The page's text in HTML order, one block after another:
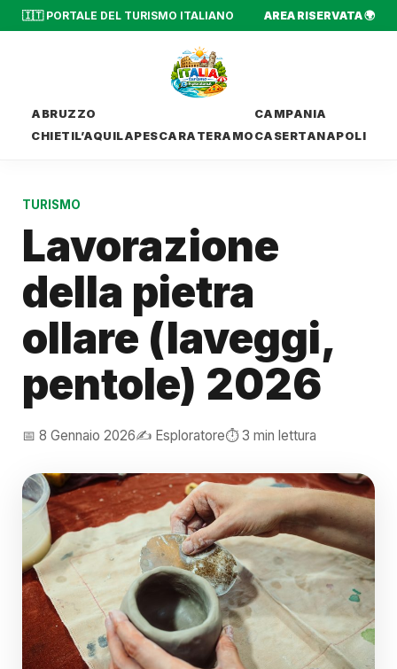
🇮🇹 PORTALE DEL TURISMO ITALIANO AREA RISERVATA 🌍
ABRUZZO
CHIETIL’AQUILAPESCARA TERAMO
CAMPANIA
CASERTANAPOLI
TURISMO
Lavorazione
della pietra
ollare (laveggi,
pentole) 2026
📅 8 Gennaio 2026✍️ Esploratore⏱️ 3 min lettura